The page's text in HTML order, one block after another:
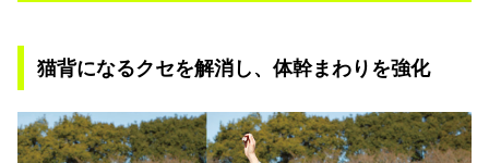
猫背になるクセを解消し、体幹まわりを強化